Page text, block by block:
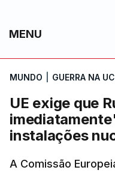
MENU
MUNDO GUERRA NA
UE exige que
instalações
A Comissão